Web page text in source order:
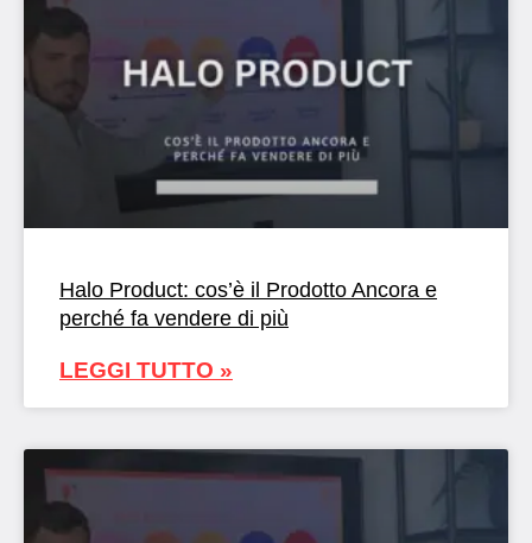
Halo Product: cos’è il Prodotto Ancora e
perché fa vendere di più
LEGGI TUTTO »